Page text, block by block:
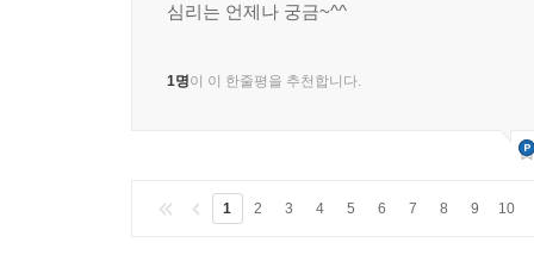
심리는 언제나 궁금~^^
1명이 이 한줄평을 추천합니다.
1 2 3 4 5 6 7 8 9 10